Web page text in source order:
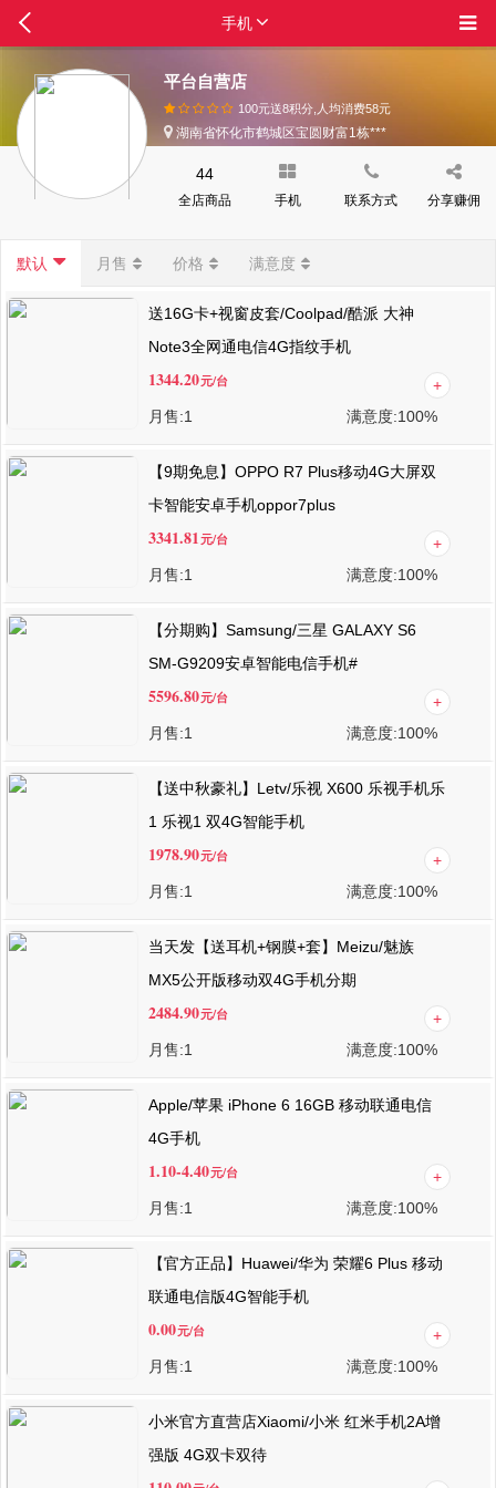
平台自营店
100元送8积分,人均消费58元
湖南省怀化市鹤城区宝圆财富1栋***
44
全店商品 手机 联系方式 分享赚佣
默认 月售 价格 满意度
送16G卡+视窗皮套/Coolpad/酷派 大神
Note3全网通电信4G指纹手机
1344.20元/台
月售:1 满意度:100%
【9期免息】OPPO R7 Plus移动4G大屏双
卡智能安卓手机oppor7plus
3341.81元/台
月售:1 满意度:100%
【分期购】Samsung/三星 GALAXY S6
SM-G9209安卓智能电信手机#
5596.80元/台
月售:1 满意度:100%
【送中秋豪礼】Letv/乐视 X600 乐视手机乐
1 乐视1 双4G智能手机
1978.90元/台
月售:1 满意度:100%
当天发【送耳机+钢膜+套】Meizu/魅族
MX5公开版移动双4G手机分期
2484.90元/台
月售:1 满意度:100%
Apple/苹果 iPhone 6 16GB 移动联通电信
4G手机
1.10-4.40元/台
月售:1 满意度:100%
【官方正品】Huawei/华为 荣耀6 Plus 移动
联通电信版4G智能手机
0.00元/台
月售:1 满意度:100%
小米官方直营店Xiaomi/小米 红米手机2A增
强版 4G双卡双待
手机